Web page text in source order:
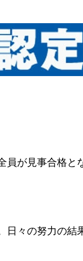
が見事合格と
日々の努力の結